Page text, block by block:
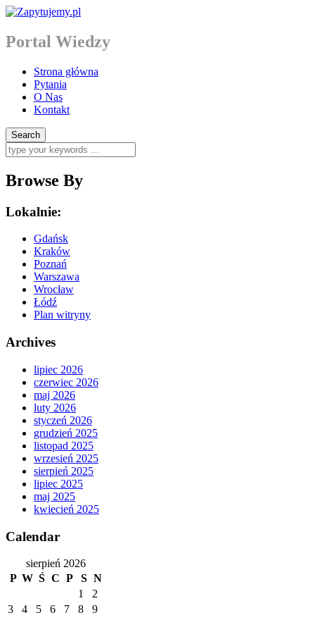
Portal Wiedzy
Strona główna
Pytania
O Nas
Kontakt
Browse By
Lokalnie:
Gdańsk
Kraków
Poznań
Warszawa
Wrocław
Łódź
Plan witryny
Archives
lipiec 2026
czerwiec 2026
maj 2026
luty 2026
styczeń 2026
grudzień 2025
listopad 2025
wrzesień 2025
sierpień 2025
lipiec 2025
maj 2025
kwiecień 2025
Calendar
sierpień 2026
P W Ś C P S N
1
2
3
4 5 6 7 8
9